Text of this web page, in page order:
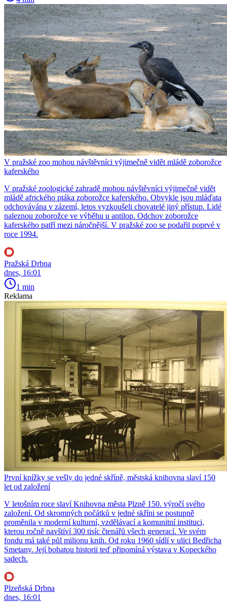
V pražské zoo mohou návštěvníci výjimečně vidět mládě zoborožce
kaferského
V pražské zoologické zahradě mohou návštěvníci výjimečně vidět
mládě afrického ptáka zoborožce kaferského. Obvykle jsou mláďata
odchovávána v zázemí, letos vyzkoušeli chovatelé jiný přístup. Lidé
naleznou zoborožce ve výběhu u antilop. Odchov zoborožce
kaferského patří mezi náročnější. V pražské zoo se podařil poprvé v
roce 1994.
Pražská Drbna
dnes, 16:01
1 min
Reklama
První knížky se vešly do jedné skříně, městská knihovna slaví 150
let od založení
V letošním roce slaví Knihovna města Plzně 150. výročí svého
založení. Od skromných počátků v jedné skříni se postupně
proměnila v moderní kulturní, vzdělávací a komunitní instituci,
kterou ročně navštíví 300 tisíc čtenářů všech generací. Ve svém
fondu má také půl milionu knih. Od roku 1960 sídlí v ulici Bedřicha
Smetany. Její bohatou historii teď připomíná výstava v Kopeckého
sadech.
Plzeňská Drbna
dnes, 16:01